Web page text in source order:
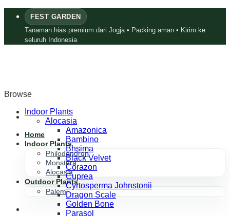
content
FEST GARDEN
Tanaman hias premium dari Jogja • Packing aman • Kirim ke
seluruh Indonesia
Home
Indoor Plants
Philodendron
Monstera
Alocasia
Outdoor Plants
Palem
Browse
Indoor Plants
Alocasia
Amazonica
Bambino
Bhsima
Black Velvet
Corazon
Cuprea
Cyrtosperma Johnstonii
Dragon Scale
Golden Bone
Parasol